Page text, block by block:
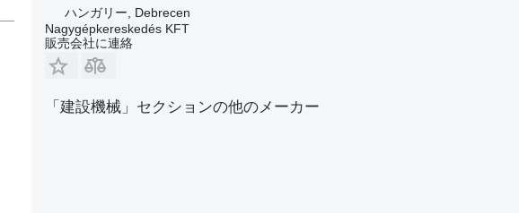
ハンガリー, Debrecen
Nagygépkereskedés KFT
販売会社に連絡
「建設機械」セクションの他のメーカー